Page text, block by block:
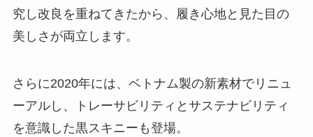
究し改良を重ねてきたから、履き心地と見た目の
美しさが両立します。
さらに2020年には、ベトナム製の新素材でリニュ
ーアルし、トレーサビリティとサステナビリティ
を意識した黒スキニーも登場。